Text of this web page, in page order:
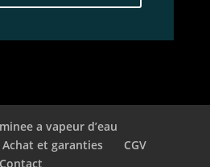
a vapeur d’eau
Achat et garanties
CGV
Contact